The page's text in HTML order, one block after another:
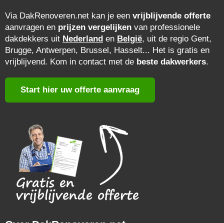
Via DakRenoveren.net kan je een vrijblijvende offerte
aanvragen en prijzen vergelijken van professionele
dakdekkers uit Nederland en België, uit de regio Gent,
Brugge, Antwerpen, Brussel, Hasselt... Het is gratis en
vrijblijvend. Kom in contact met de beste dakwerkers.
Start hier uw offerte aanvraag